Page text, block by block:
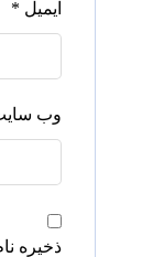
ایمیل *
وب‌
ذخیره